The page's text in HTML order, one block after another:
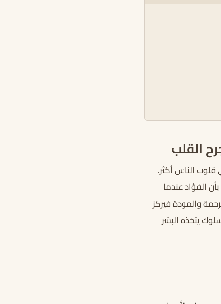
القلب
الناس أكثر.
الفؤاد عندما
والمودة فيركز
يتخذه البشر